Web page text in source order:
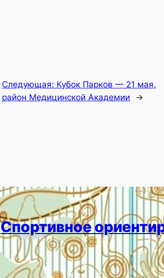
Следующая: Кубок Парков — 21 мая,
район Медицинской Академии
→
Спортивное